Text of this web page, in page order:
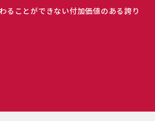
ることができない付加価値のある誇り